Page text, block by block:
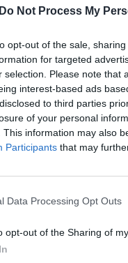
Do Not Process My
opt-out of the sale,
for targeted
selection. Please note that
interest-based ads
to third parties
of your personal
This information may also
Participants that may
Data Processing Opt Outs
opt-out of the Sharing of
sugenda po
2026-01-18
3